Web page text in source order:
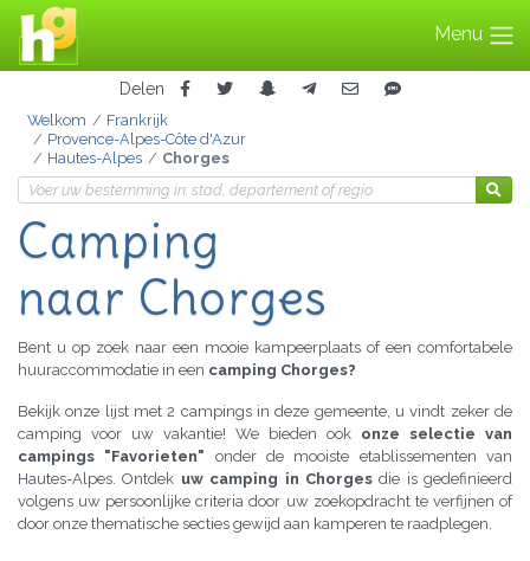
Menu
Delen
Welkom
Frankrijk
Provence-Alpes-Côte d'Azur
Hautes-Alpes
Chorges
Camping
naar Chorges
Bent u op zoek naar een mooie kampeerplaats of een comfortabele
huuraccommodatie in een camping Chorges?
Bekijk onze lijst met 2 campings in deze gemeente, u vindt zeker de
camping voor uw vakantie! We bieden ook onze selectie van
campings "Favorieten" onder de mooiste etablissementen van
Hautes-Alpes. Ontdek uw camping in Chorgesdie is gedefinieerd
volgens uw persoonlijke criteria door uw zoekopdracht te verfijnen of
door onze thematische secties gewijd aan kamperen te raadplegen.